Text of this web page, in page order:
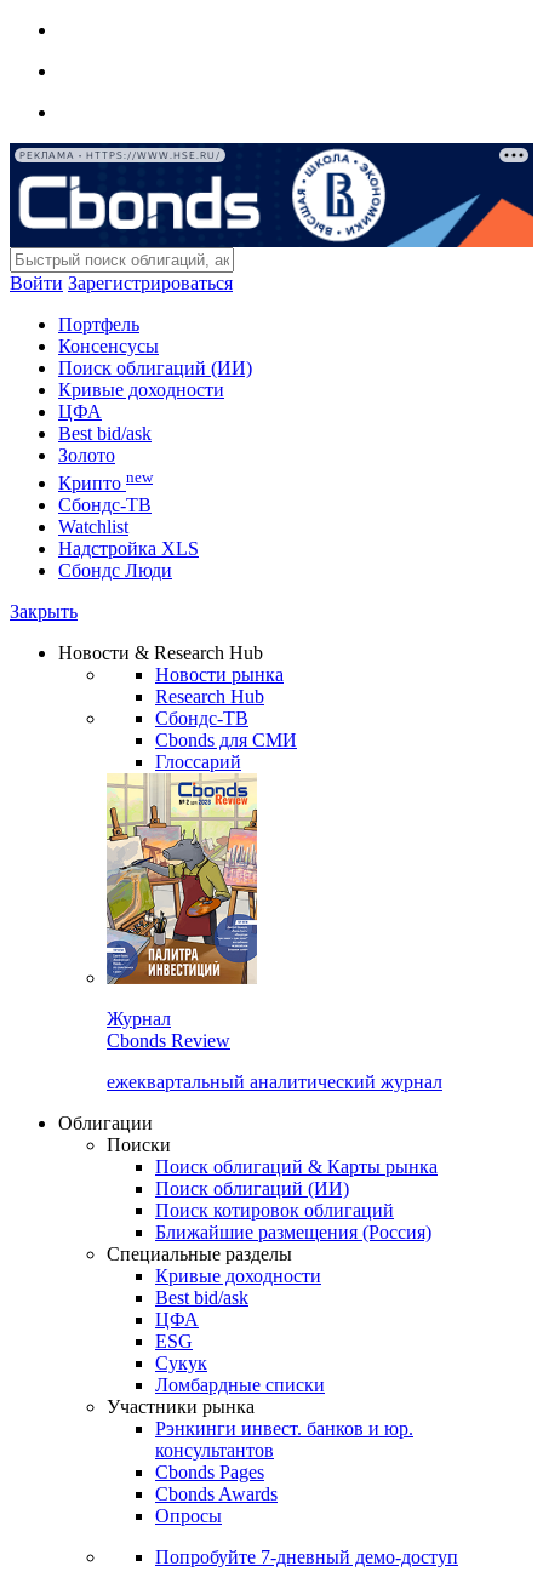
РЕКЛАМА • HTTPS://WWW.HSE.RU/
Войти Зарегистрироваться
Портфель
Консенсусы
Поиск облигаций (ИИ)
Кривые доходности
ЦФА
Best bid/ask
Золото
Крипто new
Сбондс-ТВ
Watchlist
Надстройка XLS
Сбондс Люди
Закрыть
Новости & Research Hub
Новости рынка
Research Hub
Сбондс-ТВ
Cbonds для СМИ
Глоссарий
Журнал
Cbonds Review
ежеквартальный аналитический журнал
Облигации
Поиски
Поиск облигаций & Карты рынка
Поиск облигаций (ИИ)
Поиск котировок облигаций
Ближайшие размещения (Россия)
Специальные разделы
Кривые доходности
Best bid/ask
ЦФА
ESG
Сукук
Ломбардные списки
Участники рынка
Рэнкинги инвест. банков и юр.
консультантов
Cbonds Pages
Cbonds Awards
Опросы
Попробуйте 7-дневный демо-доступ